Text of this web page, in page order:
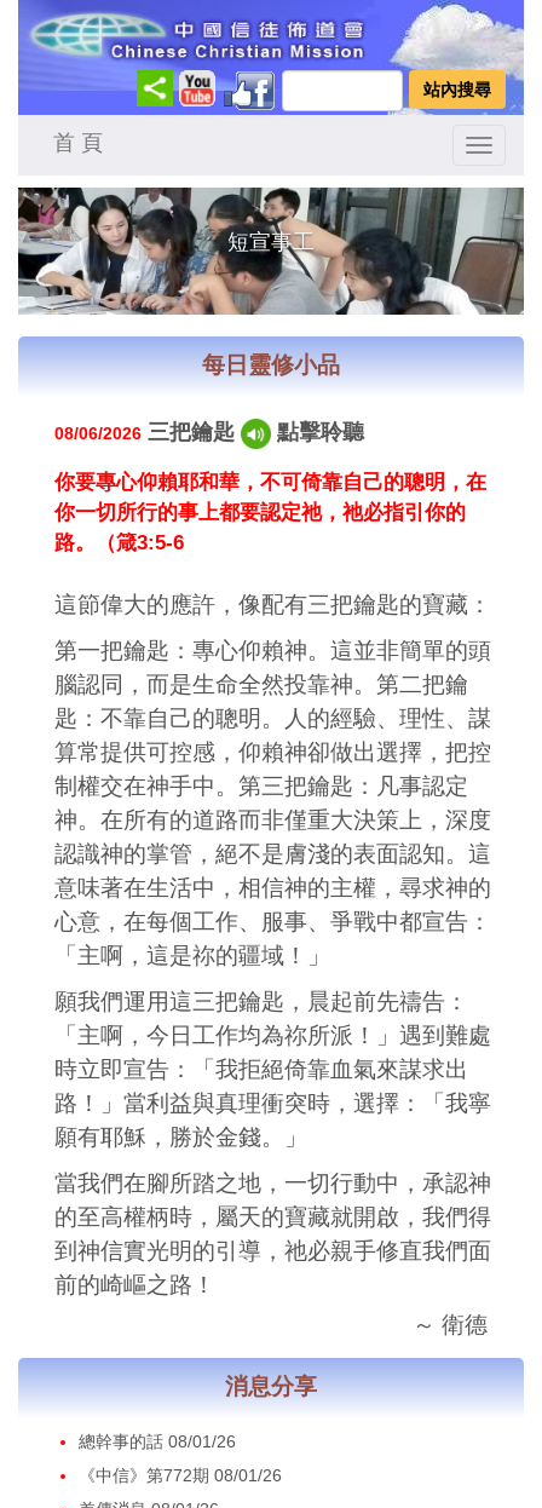
Toggle
首 頁
短宣事工
短宣事工
短宣事工
印尼（Indonesia）工場
泰北（Northern Thailand）工場
每日靈修小品
08/06/2026 三把鑰匙 點擊聆聽
你要專心仰賴耶和華，不可倚靠自己的聰明，在
你一切所行的事上都要認定祂，祂必指引你的
路。（箴3:5-6
這節偉大的應許，像配有三把鑰匙的寶藏：
第一把鑰匙：專心仰賴神。這並非簡單的頭
腦認同，而是生命全然投靠神。第二把鑰
匙：不靠自己的聰明。人的經驗、理性、謀
算常提供可控感，仰賴神卻做出選擇，把控
制權交在神手中。第三把鑰匙：凡事認定
神。在所有的道路而非僅重大決策上，深度
認識神的掌管，絕不是膚淺的表面認知。這
意味著在生活中，相信神的主權，尋求神的
心意，在每個工作、服事、爭戰中都宣告：
「主啊，這是祢的疆域！」
願我們運用這三把鑰匙，晨起前先禱告：
「主啊，今日工作均為祢所派！」遇到難處
時立即宣告：「我拒絕倚靠血氣來謀求出
路！」當利益與真理衝突時，選擇：「我寧
願有耶穌，勝於金錢。」
當我們在腳所踏之地，一切行動中，承認神
的至高權柄時，屬天的寶藏就開啟，我們得
到神信實光明的引導，祂必親手修直我們面
前的崎嶇之路！
～ 衛德
消息分享
總幹事的話 08/01/26
《中信》第772期 08/01/26